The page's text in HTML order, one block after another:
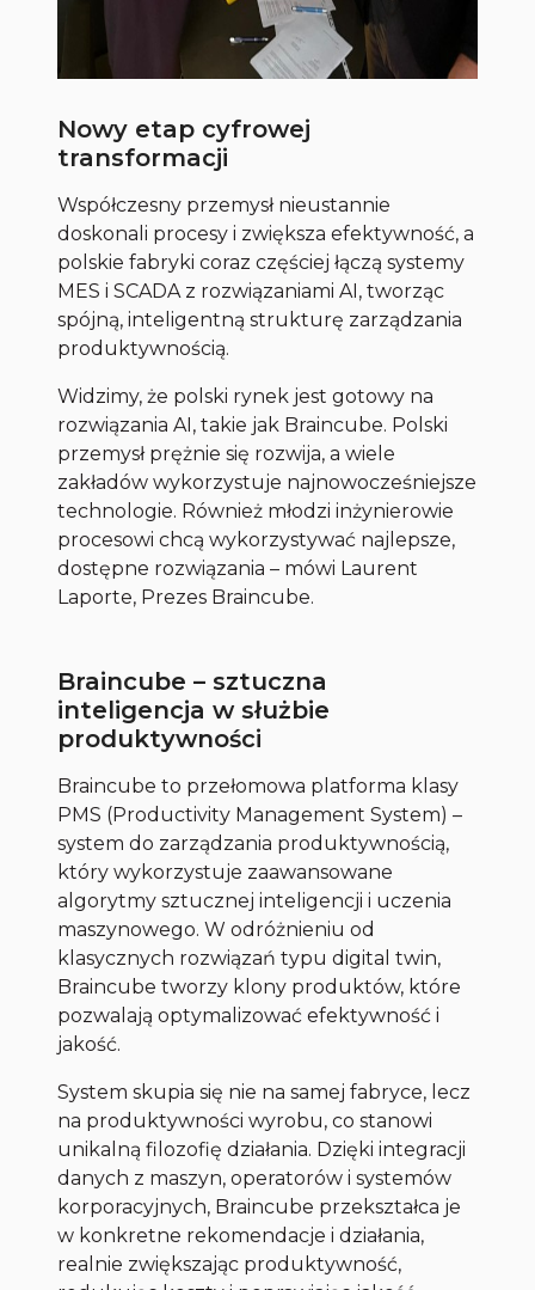
Nowy etap cyfrowej
transformacji
Współczesny przemysł nieustannie
doskonali procesy i zwiększa efektywność, a
polskie fabryki coraz częściej łączą systemy
MES i SCADA z rozwiązaniami AI, tworząc
spójną, inteligentną strukturę zarządzania
produktywnością.
Widzimy, że polski rynek jest gotowy na
rozwiązania AI, takie jak Braincube. Polski
przemysł prężnie się rozwija, a wiele
zakładów wykorzystuje najnowocześniejsze
technologie. Również młodzi inżynierowie
procesowi chcą wykorzystywać najlepsze,
dostępne rozwiązania – mówi Laurent
Laporte, Prezes Braincube.
Braincube – sztuczna
inteligencja w służbie
produktywności
Braincube to przełomowa platforma klasy
PMS (Productivity Management System) –
system do zarządzania produktywnością,
który wykorzystuje zaawansowane
algorytmy sztucznej inteligencji i uczenia
maszynowego. W odróżnieniu od
klasycznych rozwiązań typu digital twin,
Braincube tworzy klony produktów, które
pozwalają optymalizować efektywność i
jakość.
System skupia się nie na samej fabryce, lecz
na produktywności wyrobu, co stanowi
unikalną filozofię działania. Dzięki integracji
danych z maszyn, operatorów i systemów
korporacyjnych, Braincube przekształca je
w konkretne rekomendacje i działania,
realnie zwiększając produktywność,